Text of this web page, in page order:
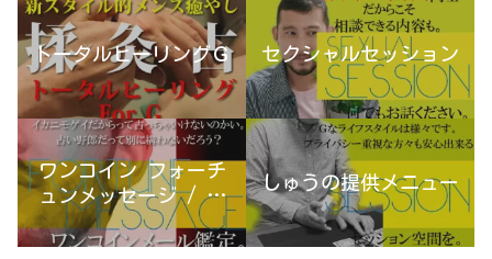
トータルヒーリングＧ セクシャルセッション
ワンコイン フォーチ
ュンメッセージ / 古
宮優雨
しゅうの提供メニュー